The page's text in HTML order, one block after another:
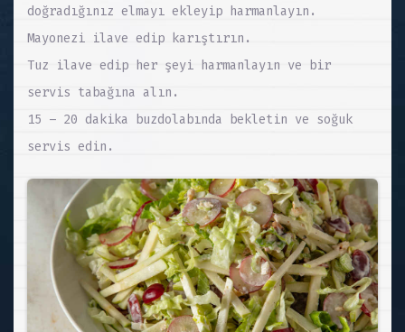
doğradığınız elmayı ekleyip harmanlayın.
Mayonezi ilave edip karıştırın.
Tuz ilave edip her şeyi harmanlayın ve bir
servis tabağına alın.
15 – 20 dakika buzdolabında bekletin ve soğuk
servis edin.